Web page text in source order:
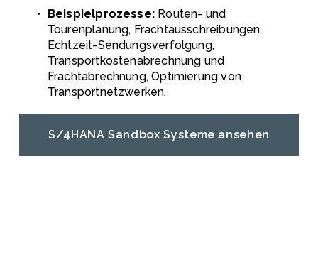
Beispielprozesse: Routen- und
Tourenplanung, Frachtausschreibungen,
Echtzeit-Sendungsverfolgung,
Transportkostenabrechnung und
Frachtabrechnung, Optimierung von
Transportnetzwerken.
S/4HANA Sandbox Systeme ansehen